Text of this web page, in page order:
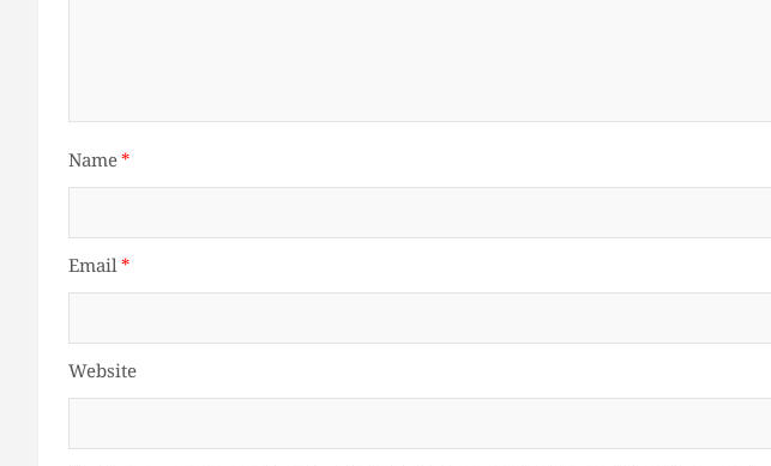
Name*
Email*
Website